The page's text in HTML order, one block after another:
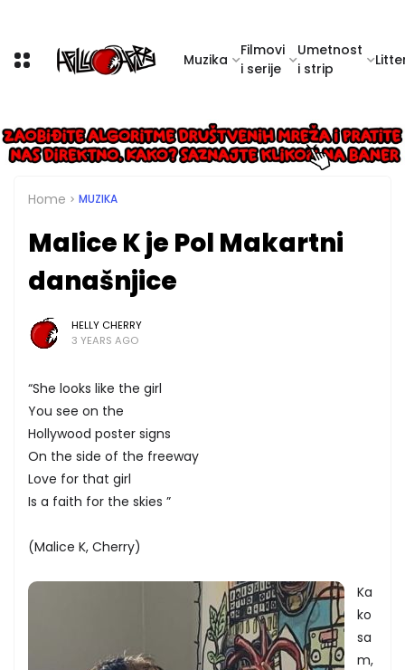
Muzika
Filmovi
i serije
Umetnost
i strip
Home MUZIKA
Malice K je Pol Makartni
današnjice
HELLY CHERRY
3 YEARS AGO
“She looks like the girl
You see on the
Hollywood poster signs
On the side of the freeway
Love for that girl
Is a faith for the skies ”
(Malice K, Cherry)
Ka
ko
sa
m,